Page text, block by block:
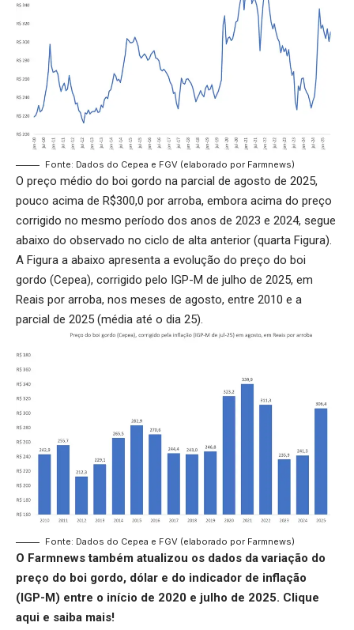
Fonte: Dados do Cepea e FGV (elaborado por Farmnews)
O preço médio do boi gordo na parcial de agosto de 2025,
pouco acima de R$300,0 por arroba, embora acima do preço
corrigido no mesmo período dos anos de 2023 e 2024, segue
abaixo do observado no ciclo de alta anterior (quarta Figura).
A Figura a abaixo apresenta a evolução do preço do boi
gordo (Cepea), corrigido pelo IGP-M de julho de 2025, em
Reais por arroba, nos meses de agosto, entre 2010 e a
parcial de 2025 (média até o dia 25).
Fonte: Dados do Cepea e FGV (elaborado por Farmnews)
O Farmnews também atualizou os dados da variação do
preço do boi gordo, dólar e do indicador de inflação
(IGP-M) entre o início de 2020 e julho de 2025. Clique
aqui e saiba mais!